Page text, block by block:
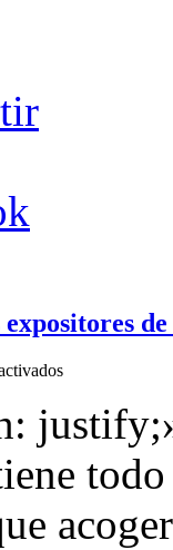
en
firmas
agotan
expositores
de
«Festa